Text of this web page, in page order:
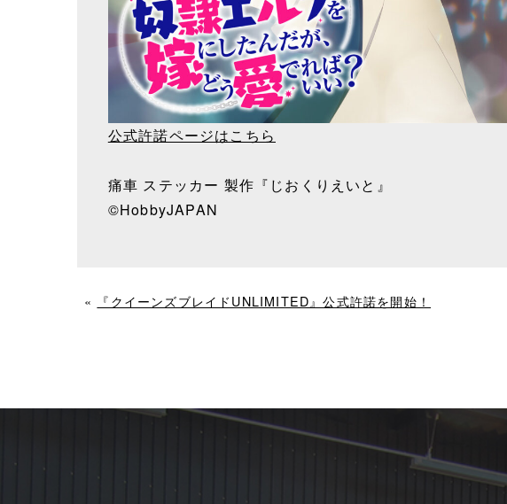
公式許諾ページはこちら
痛車 ステッカー 製作『じおくりえいと』
©HobbyJAPAN
« 『クイーンズブレイドUNLIMITED』公式許諾を開始！